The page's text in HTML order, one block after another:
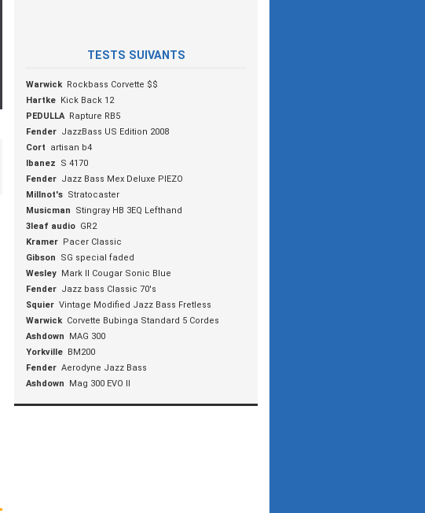
TESTS SUIVANTS
Warwick Rockbass Corvette $$
Hartke Kick Back 12
PEDULLA Rapture RB5
Fender JazzBass US Edition 2008
Cort
artisan b4
Ibanez
S 4170
Fender Jazz Bass Mex Deluxe PIEZO
Millnot's Stratocaster
Musicman
Stingray HB 3EQ Lefthand
3leaf audio GR2
Kramer Pacer Classic
Gibson
SG special faded
Wesley Mark II Cougar Sonic Blue
Fender Jazz bass Classic 70's
Squier Vintage Modified Jazz Bass Fretless
Warwick Corvette Bubinga Standard 5 Cordes
Ashdown
MAG 300
Yorkville BM200
Fender Aerodyne Jazz Bass
Ashdown
Mag 300 EVO II